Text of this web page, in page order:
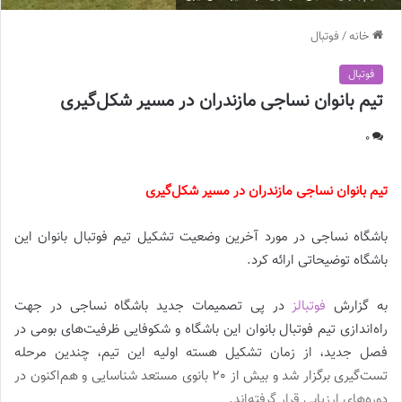
خانه/ فوتبال
فوتبال
تیم بانوان نساجی مازندران در مسیر شکل‌گیری
0
تیم بانوان نساجی مازندران در مسیر شکل‌گیری
باشگاه نساجی در مورد آخرین وضعیت تشکیل تیم فوتبال بانوان این
باشگاه توضیحاتی ارائه کرد.
به گزارش فوتبالز در پی تصمیمات جدید باشگاه نساجی در جهت
راه‌اندازی تیم فوتبال بانوان این باشگاه و شکوفایی ظرفیت‌های بومی در
فصل جدید، از زمان تشکیل هسته اولیه این تیم، چندین مرحله
تست‌گیری برگزار شد و بیش از 20 بانوی مستعد شناسایی و هم‌اکنون در